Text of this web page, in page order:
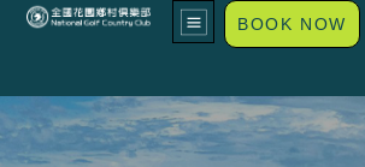
BOOK NOW